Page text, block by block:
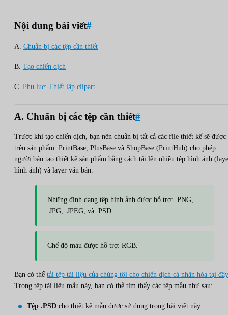
Nội dung bài viết#
A. Chuẩn bị các tệp cần thiết
B. Tạo chiến dịch
C. Phụ lục: Thiết lập clipart
A. Chuẩn bị các tệp cần thiết#
Trước khi tạo chiến dịch, bạn nên chuẩn bị tất cả các file thiết kế sẽ được
trên sản phẩm. PrintBase, PlusBase và ShopBase (PrintHub) cho phép
người bán tạo thiết kế sản phẩm bằng cách tải lên nhiều tệp hình ảnh
hình ảnh) và layer văn bản.
Những định dạng tệp hình ảnh được hỗ trợ: .PNG,
.JPG, .JPEG, và .PSD.
Chế độ màu được hỗ trợ: RGB.
Bạn có thể tải tệp tài liệu của chúng tôi cho chiến dịch cá nhân hóa tại đây
Trong tệp tài liệu mẫu này, bạn có thể tìm thấy các tệp mẫu như sau:
Tệp .PSD cho thiết kế mẫu được sử dụng trong bài viết này.